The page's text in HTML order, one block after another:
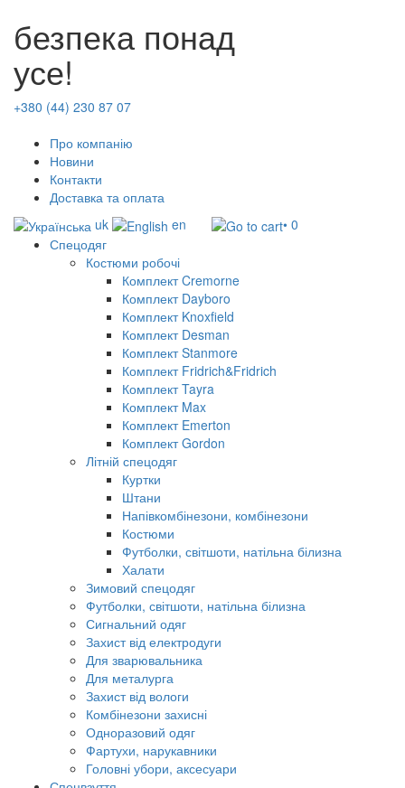
безпека понад
усе!
+380 (44) 230 87 07
Про компанію
Новини
Контакти
Доставка та оплата
uk
en
• 0
Спецодяг
Костюми робочі
Комплект Cremorne
Комплект Dayboro
Комплект Knoxfield
Комплект Desman
Комплект Stanmore
Комплект Fridrich&Fridrich
Комплект Tayra
Комплект Max
Комплект Emerton
Комплект Gordon
Літній спецодяг
Куртки
Штани
Напівкомбінезони, комбінезони
Костюми
Футболки, світшоти, натільна білизна
Халати
Зимовий спецодяг
Футболки, світшоти, натільна білизна
Сигнальний одяг
Захист від електродуги
Для зварювальника
Для металурга
Захист від вологи
Комбінезони захисні
Одноразовий одяг
Фартухи, нарукавники
Головні убори, аксесуари